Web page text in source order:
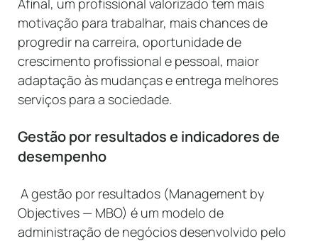
motivação para trabalhar, mais chances de
progredir na carreira, oportunidade de
crescimento profissional e pessoal, maior
adaptação às mudanças e entrega melhores
serviços para a sociedade.
Gestão por resultados e indicadores de
desempenho
A gestão por resultados (Management by
Objectives — MBO) é um modelo de
administração de negócios desenvolvido pelo